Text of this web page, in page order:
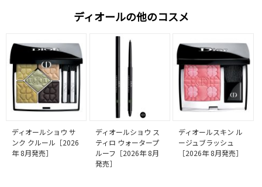
ディオールの他のコスメ
ディオールショウ サ
ンク クルール［2026
年 8月発売］
ディオールショウ ス
ティロ ウォータープ
ルーフ［2026年 8月
発売］
ディオールスキン ル
ージュブラッシュ
［2026年 8月発売］